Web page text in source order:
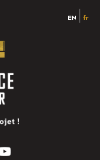
EN fr
de notre appartement
vivement. Très
accompagner avec
Grâce à son
déroulée dans les
son travail impeccable